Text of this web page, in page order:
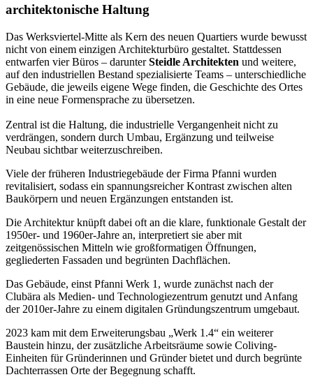
architektonische Haltung
Das Werksviertel-Mitte als Kern des neuen Quartiers wurde bewusst
nicht von einem einzigen Architekturbüro gestaltet. Stattdessen
entwarfen vier Büros – darunterSteidle Architekten und weitere,
auf den industriellen Bestand spezialisierte Teams – unterschiedliche
Gebäude, die jeweils eigene Wege finden, die Geschichte des Ortes
in eine neue Formensprache zu übersetzen.
Zentral ist die Haltung, die industrielle Vergangenheit nicht zu
verdrängen, sondern durch Umbau, Ergänzung und teilweise
Neubau sichtbar weiterzuschreiben.
Viele der früheren Industriegebäude der Firma Pfanni wurden
revitalisiert, sodass ein spannungsreicher Kontrast zwischen alten
Baukörpern und neuen Ergänzungen entstanden ist.
Die Architektur knüpft dabei oft an die klare, funktionale Gestalt der
1950er- und 1960er‑Jahre an, interpretiert sie aber mit
zeitgenössischen Mitteln wie großformatigen Öffnungen,
gegliederten Fassaden und begrünten Dachflächen.
Das Gebäude, einst Pfanni Werk 1, wurde zunächst nach der
Clubära als Medien- und Technologiezentrum genutzt und Anfang
der 2010er‑Jahre zu einem digitalen Gründungszentrum umgebaut.
2023 kam mit dem Erweiterungsbau „Werk 1.4“ ein weiterer
Baustein hinzu, der zusätzliche Arbeitsräume sowie Coliving-
Einheiten für Gründerinnen und Gründer bietet und durch begrünte
Dachterrassen Orte der Begegnung schafft.